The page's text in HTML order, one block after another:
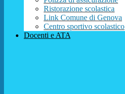
Ristorazione scolastica
Link Comune di Genova
Centro sportivo scolastico
Docenti e ATA